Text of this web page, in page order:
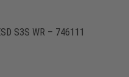
S3S WR – 746111